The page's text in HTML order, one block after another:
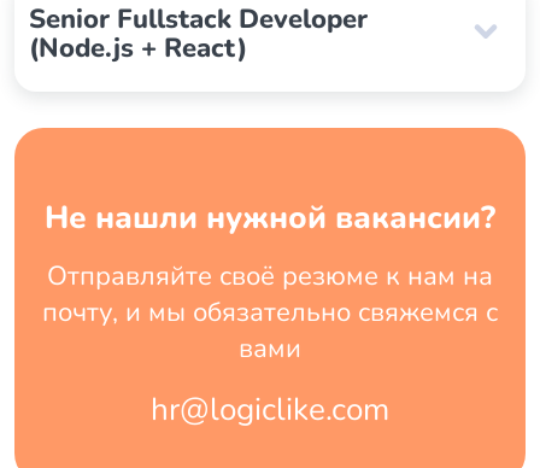
Senior Fullstack Developer
(Node.js + React)
Не нашли нужной вакансии?
Отправляйте своё резюме к нам на
почту, и мы обязательно свяжемся с
вами
hr@logiclike.com